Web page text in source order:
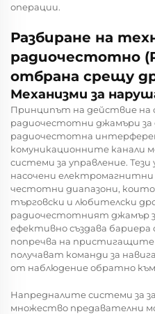
операции.
Разбиране на
радиочестотно
отбрана срещу
Механизми за
Принципът на действие на
радиочестотни джамъри за
радиочестотна
комуникационните канали
системи за управление.
насочени електромагнитни
честотни диапазони,
търговски и любителски
радиочестотният джамър
ефективно създава
попречва на
получават команди за
от наблюдение обратно
Напредналите системи за
множество предавателни